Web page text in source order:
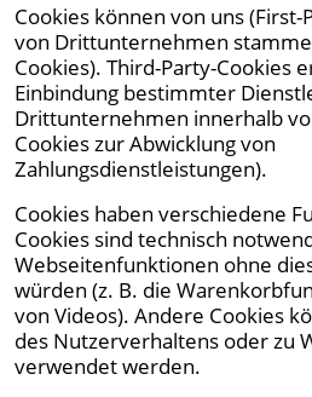
Cookies können von uns
von Drittunternehmen
Cookies). Third-Party-Cookies
Einbindung bestimmter
Drittunternehmen innerhalb
Cookies zur Abwicklung von
Zahlungsdienstleistungen).
Cookies haben verschiedene
Cookies sind technisch
Webseitenfunktionen ohne
würden (z. B. die
von Videos). Andere Cookies
des Nutzerverhaltens oder zu
verwendet werden.